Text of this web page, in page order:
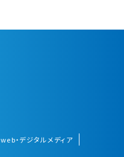
web・デジタルメディア